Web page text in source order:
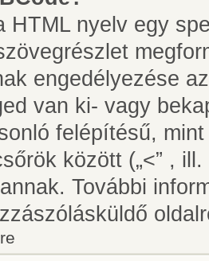
HTML nyelv egy
engedélyezése
van ki- vagy
felépítésű,
között („<” ,
További